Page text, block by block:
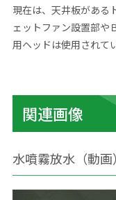
現在は、天井板がある
ェットファン設置部や
用ヘッドは使用されて
関連画像
水噴霧放水（動画）